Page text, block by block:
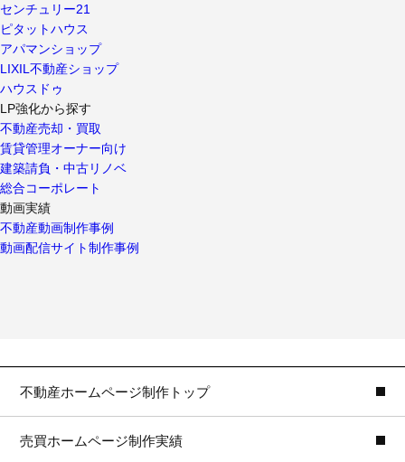
センチュリー21
ピタットハウス
アパマンショップ
LIXIL不動産ショップ
ハウスドゥ
LP強化から探す
不動産売却・買取
賃貸管理オーナー向け
建築請負・中古リノベ
総合コーポレート
動画実績
不動産動画制作事例
動画配信サイト制作事例
不動産ホームページ制作トップ
売買ホームページ制作実績